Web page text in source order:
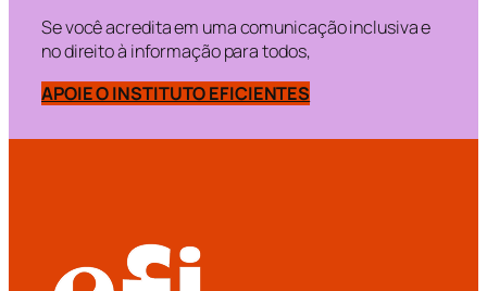
Se você acredita em uma comunicação inclusiva e
no direito à informação para todos,
APOIE O INSTITUTO EFICIENTES